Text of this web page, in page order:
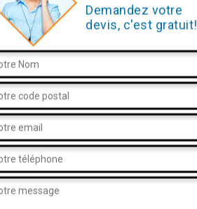
Demandez votre
devis, c'est gratuit!